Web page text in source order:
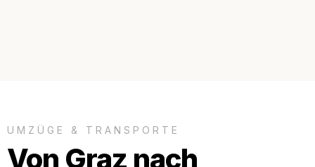
UMZÜGE & TRANSPORTE
Von Graz nach